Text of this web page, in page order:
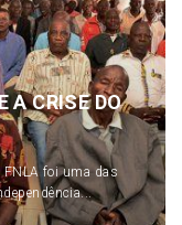
A CRISE DO
FNLA foi uma das